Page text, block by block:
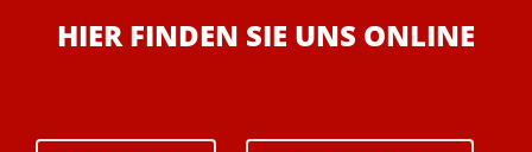
HIER FINDEN SIE UNS ONLINE